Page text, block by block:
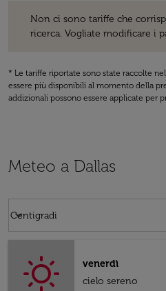
Non ci sono tariffe che
ricerca. Vogliate modificare i
* Le tariffe riportate sono state raccolte
essere più disponibili al momento della
addizionali possono essere applicate per
Meteo a Dallas
Centigradi
keyboard_arrow_down
venerdì
cielo sereno